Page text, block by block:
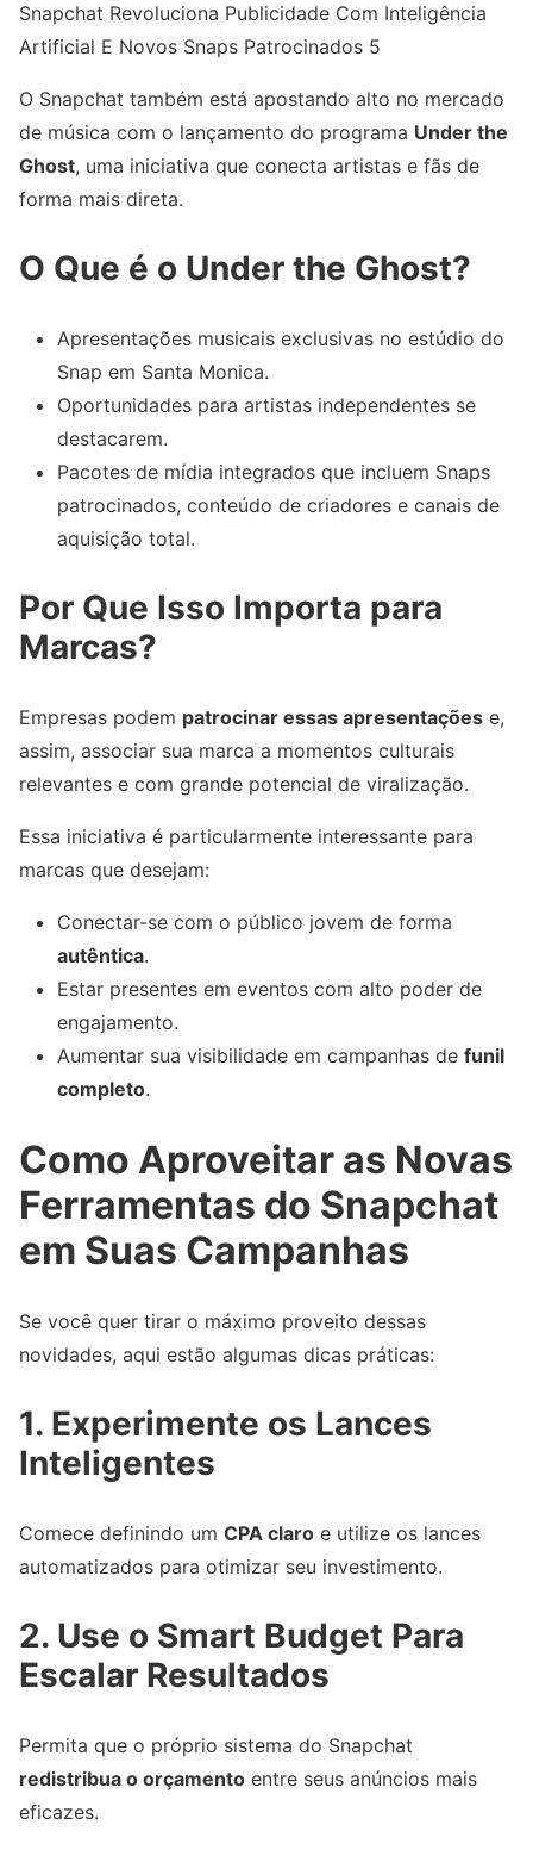
Snapchat Revoluciona Publicidade Com Inteligência
Artificial E Novos Snaps Patrocinados 5
O Snapchat também está apostando alto no mercado
de música com o lançamento do programa Under the
Ghost, uma iniciativa que conecta artistas e fãs de
forma mais direta.
O Que é o Under the Ghost?
Apresentações musicais exclusivas no estúdio do
Snap em Santa Monica.
Oportunidades para artistas independentes se
destacarem.
Pacotes de mídia integrados que incluem Snaps
patrocinados, conteúdo de criadores e canais de
aquisição total.
Por Que Isso Importa para
Marcas?
Empresas podem patrocinar essas apresentações e,
assim, associar sua marca a momentos culturais
relevantes e com grande potencial de viralização.
Essa iniciativa é particularmente interessante para
marcas que desejam:
Conectar-se com o público jovem de forma
autêntica.
Estar presentes em eventos com alto poder de
engajamento.
Aumentar sua visibilidade em campanhas de funil
completo.
Como Aproveitar as Novas
Ferramentas do Snapchat
em Suas Campanhas
Se você quer tirar o máximo proveito dessas
novidades, aqui estão algumas dicas práticas:
1. Experimente os Lances
Inteligentes
Comece definindo um CPA claro e utilize os lances
automatizados para otimizar seu investimento.
2. Use o Smart Budget Para
Escalar Resultados
Permita que o próprio sistema do Snapchat
redistribua o orçamento entre seus anúncios mais
eficazes.